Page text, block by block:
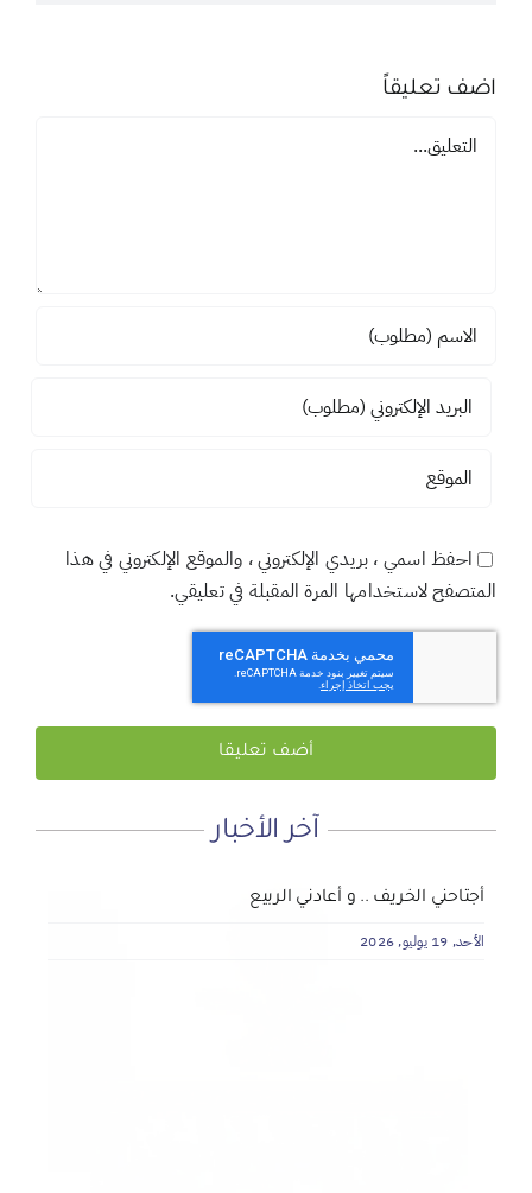
آخر الأخبار
أجتاحني الخريف .. و أعادني الربيع
الأحد, 19 يوليو, 2026
لماذا نعمل 8 ساعات؟
الجمعة, 3 يوليو, 2026
المنطقة الآمنة
الخميس, 2 يوليو, 2026
اضف تعليقاً
تعليق
احفظ اسمي ، بريدي الإلكتروني ، والموقع الإلكتروني في هذا
المتصفح لاستخدامها المرة المقبلة في تعليقي.